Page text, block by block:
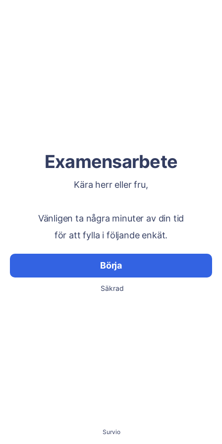
Examensarbete
Kära herr eller fru,
Vänligen ta några minuter av din tid
för att fylla i följande enkät.
Börja
Säkrad
Survio